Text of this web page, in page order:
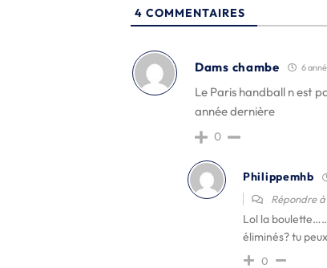
4 COMMENTAIRES
Dams chambe 6
Le Paris handball n est
année dernière
0
Philippemhb
Répondre à
Lol la
éliminés? tu
0